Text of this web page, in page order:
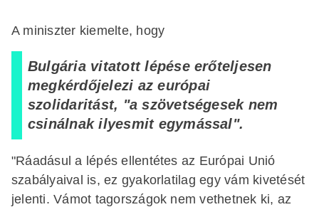
A miniszter kiemelte, hogy
Bulgária vitatott lépése erőteljesen
megkérdőjelezi az európai
szolidaritást, "a szövetségesek nem
csinálnak ilyesmit egymással".
"Ráadásul a lépés ellentétes az Európai Unió
szabályaival is, ez gyakorlatilag egy vám kivetését
jelenti. Vámot tagországok nem vethetnek ki, az